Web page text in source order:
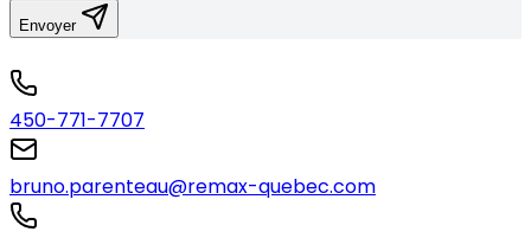
Envoyer
450-771-7707
bruno.parenteau@remax-quebec.com